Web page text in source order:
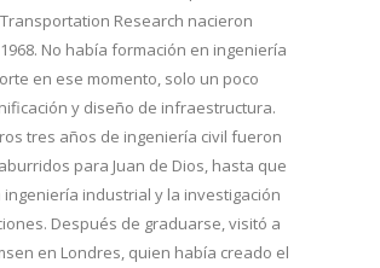
Research nacieron
No había formación en ingeniería
en ese momento, solo un poco
y diseño de infraestructura.
tres años de ingeniería civil fueron
para Juan de Dios, hasta que
ingeniería industrial y la investigación
Después de graduarse, visitó a
en Londres, quien había creado el